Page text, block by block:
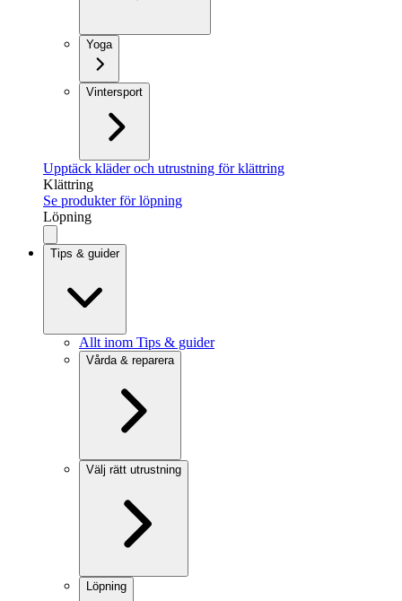
Yoga
Vintersport
Upptäck kläder och utrustning för klättring
Klättring
Se produkter för löpning
Löpning
Tips & guider
Allt inom Tips & guider
Vårda & reparera
Välj rätt utrustning
Löpning